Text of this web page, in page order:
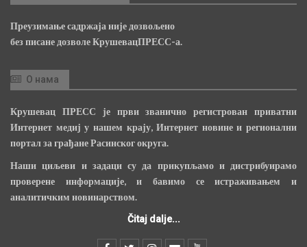
Преузимање садржаја није дозвољено
без писане дозволе КрушевацПРЕСС-а.
О нама
Крушевац ПРЕСС је први званично регистрован приватни
Интернет медиј у нашем крају, Интернет новине и регионални
портал за грађане Расинског округа.
Наши циљеви и задаци су да прикупљамо и дистрибуирамо
проверене информације, и бавимо се истраживањем и
аналитичким новинарством.
Čitaj dalje...